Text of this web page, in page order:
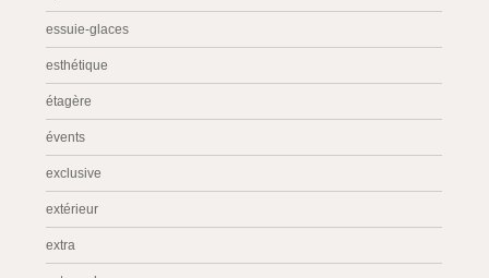
essuie-glaces
esthétique
étagère
évents
exclusive
extérieur
extra